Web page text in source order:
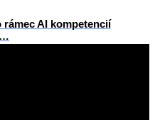
AI kompetencií